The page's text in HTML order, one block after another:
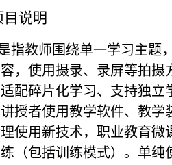
目说明
指教师围绕单一学习主题
，使用摄录、录屏等拍
配碎片化学习、支持独
授者使用教学软件、教
使用新技术，职业教育微
（包括训练模式）。单